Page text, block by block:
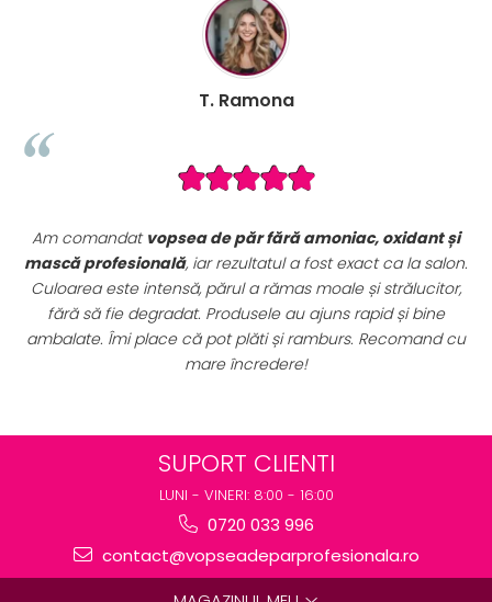
și
cu
B. Mihaela
Seturile promoționale de pe
sunt extrem de avantajoase. Am achiziționat unset
complet de vopsele profesionale cu oxidanți și
perfect pentru uz profesional. Calitate foarte bună la un
preț excelent. Se vede clar că sunt produse originale,
destinate rezultatelor de salon.
SUPORT CLIENTI
LUNI - VINERI: 8:00 - 16:00
0720 033 996
contact@vopseadeparprofesionala.ro